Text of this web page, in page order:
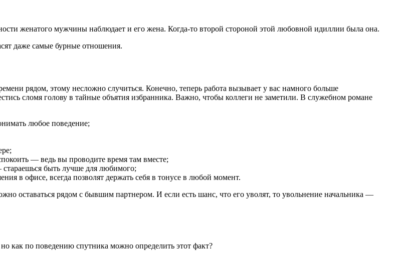
женатого мужчины наблюдает и его жена. Когда-то второй стороной этой любовной идиллии была она.
даже самые бурные отношения.
рядом, этому несложно случиться. Конечно, теперь работа вызывает у вас намного больше
сломя голову в тайные объятия избранника. Важно, чтобы коллеги не заметили. В служебном романе
любое поведение;
— ведь вы проводите время там вместе;
быть лучше для любимого;
в офисе, всегда позволят держать себя в тонусе в любой момент.
оставаться рядом с бывшим партнером. И если есть шанс, что его уволят, то увольнение начальника —
по поведению спутника можно определить этот факт?